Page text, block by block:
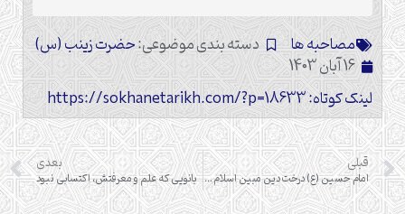
مصاحبه ها دسته بندی موضوعی:حضرت زینب (س)
16 آبان 1403
لینک کوتاه: https://sokhanetarikh.com/?p=18633
قبلی
امام حسین (ع) درخت دین مبین اسلام را آبیاری و حضرت زینب (س) آن را بارور (رسیدگی) کردند.
بعدی
بانویی که علم و معرفتش، اکتسابی نبود